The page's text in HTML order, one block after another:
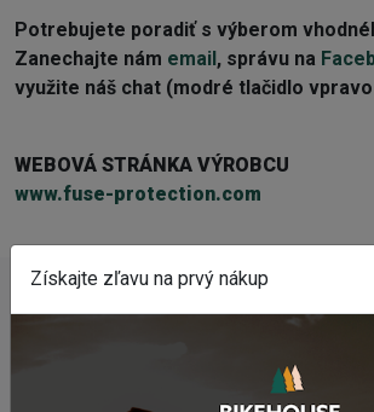
Potrebujete poradiť s výberom
Zanechajte nám email , správu na
využite náš chat (modré tlačidlo
WEBOVÁ STRÁNKA VÝROBCU
www.fuse-protection.com
Sedlo CHROMAG LIMBER
Získajte zľavu na prvý nákup